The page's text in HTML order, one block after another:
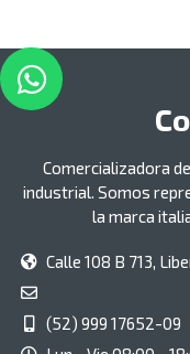
Comercializadora
industrial. Somos
la marca
Calle 108 B 713,
(52) 999 17652-09